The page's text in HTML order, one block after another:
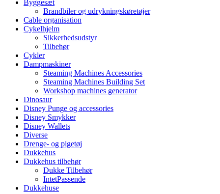
Byggesæt
Brandbiler og udrykningskøretøjer
Cable organisation
Cykelhjelm
Sikkerhedsudstyr
Tilbehør
Cykler
Dampmaskiner
Steaming Machines Accessories
Steaming Machines Building Set
Workshop machines generator
Dinosaur
Disney Punge og accessories
Disney Smykker
Disney Wallets
Diverse
Drenge- og pigetøj
Dukkehus
Dukkehus tilbehør
Dukke Tilbehør
IntetPassende
Dukkehuse